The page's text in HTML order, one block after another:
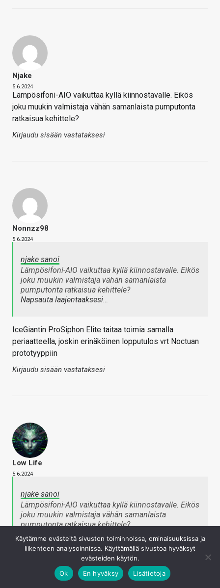
Njake
5.6.2024
Lämpösifoni-AIO vaikuttaa kyllä kiinnostavalle. Eikös
joku muukin valmistaja vähän samanlaista pumputonta
ratkaisua kehittele?
Kirjaudu sisään vastataksesi
Nonnzz98
5.6.2024
njake sanoi
Lämpösifoni-AIO vaikuttaa kyllä kiinnostavalle. Eikös
joku muukin valmistaja vähän samanlaista
pumputonta ratkaisua kehittele?
Napsauta laajentaaksesi…
IceGiantin ProSiphon Elite taitaa toimia samalla
periaatteella, joskin erinäköinen lopputulos vrt Noctuan
prototyyppiin
Kirjaudu sisään vastataksesi
Low Life
5.6.2024
njake sanoi
Lämpösifoni-AIO vaikuttaa kyllä kiinnostavalle. Eikös
joku muukin valmistaja vähän samanlaista
pumputonta ratkaisua kehittele?
Napsauta laajentaaksesi…
der8auer teki tällaisesta prototyypistä videon:
Käytämme evästeitä sivuston toiminnoissa, ominaisuuksissa ja
liikenteen analysoinnissa. Käyttämällä sivustoa hyväksyt
evästeiden käytön.
Ok
En hyväksy Lisätietoja